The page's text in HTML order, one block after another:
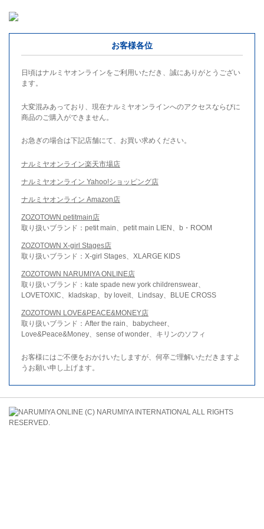
お客様各位
日頃はナルミヤオンラインをご利用いただき、誠にありがとうござい
ます。
大変混みあっており、現在ナルミヤオンラインへのアクセスならびに
商品のご購入ができません。
お急ぎの場合は下記店舗にて、お買い求めください。
ナルミヤオンライン楽天市場店
ナルミヤオンライン Yahoo!ショッピング店
ナルミヤオンライン Amazon店
ZOZOTOWN petitmain店
取り扱いブランド：petit main、petit main LIEN、b・ROOM
ZOZOTOWN X-girl Stages店
取り扱いブランド：X-girl Stages、XLARGE KIDS
ZOZOTOWN NARUMIYA ONLINE店
取り扱いブランド：kate spade new york childrenswear、
LOVETOXIC、kladskap、by loveit、Lindsay、BLUE CROSS
ZOZOTOWN LOVE&PEACE&MONEY店
取り扱いブランド：After the rain、babycheer、
Love&Peace&Money、sense of wonder、キリンのソフィ
お客様にはご不便をおかけいたしますが、何卒ご理解いただきますよ
うお願い申し上げます。